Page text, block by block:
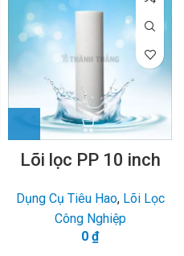
Lõi lọc PP 10 inch
Dụng Cụ Tiêu Hao, Lõi Lọc
Công Nghiệp
0 ₫